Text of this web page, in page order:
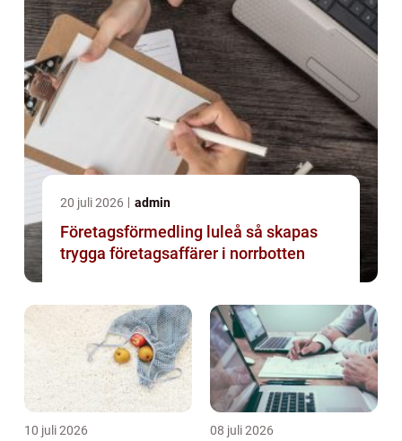
20 juli 2026 admin
Företagsförmedling luleå så skapas
trygga företagsaffärer i norrbotten
10 juli 2026 08 juli 2026